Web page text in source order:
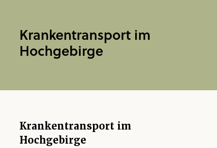
Krankentransport im
Hochgebirge
Krankentransport im
Hochgebirge